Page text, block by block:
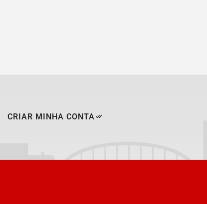
CRIAR MINHA CONTA